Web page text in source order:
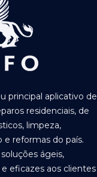
principal aplicativo de
residenciais, de
limpeza,
e reformas do país.
ágeis,
eficazes aos clientes